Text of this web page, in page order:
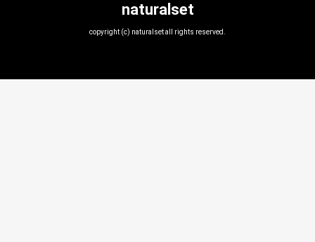
naturalset
copyright (c) naturalset all rights reserved.